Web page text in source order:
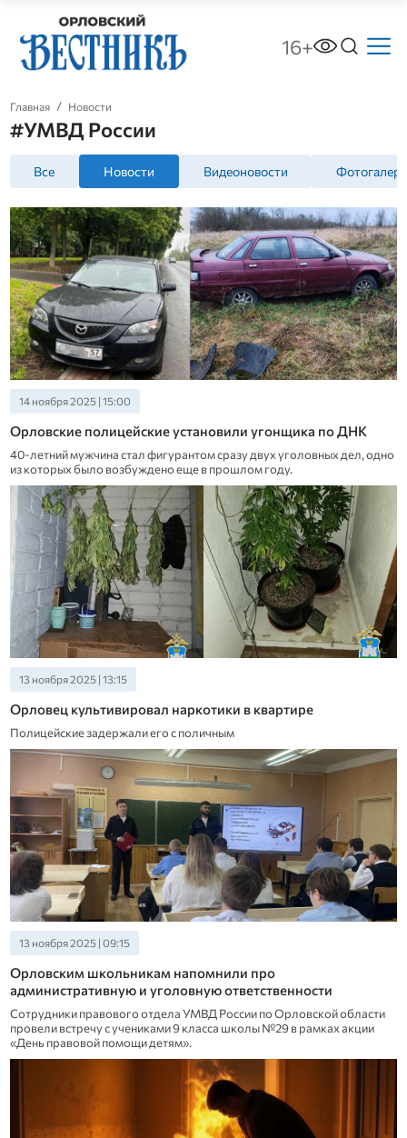
16+
Главная Новости
#УМВД России
Все Новости Видеоновости
14 ноября 2025 | 15:00
Орловские полицейские установили угонщика по ДНК
40-летний мужчина стал фигурантом сразу двух уголовных дел, одно
из которых было возбуждено еще в прошлом году.
13 ноября 2025 | 13:15
Орловец культивировал наркотики в квартире
Полицейские задержали его с поличным
13 ноября 2025 | 09:15
Орловским школьникам напомнили про
административную и уголовную ответственности
Сотрудники правового отдела УМВД России по Орловской области
провели встречу с учениками 9 класса школы №29 в рамках акции
«День правовой помощи детям».